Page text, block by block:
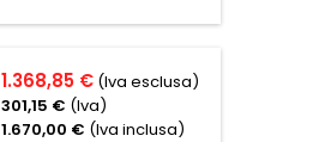
1.368,85 € (Iva esclusa)
301,15 € (Iva)
1.670,00 € (Iva inclusa)